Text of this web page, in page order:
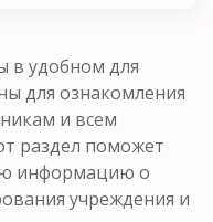
в удобном для
для ознакомления
и всем
раздел поможет
информацию о
учреждения и